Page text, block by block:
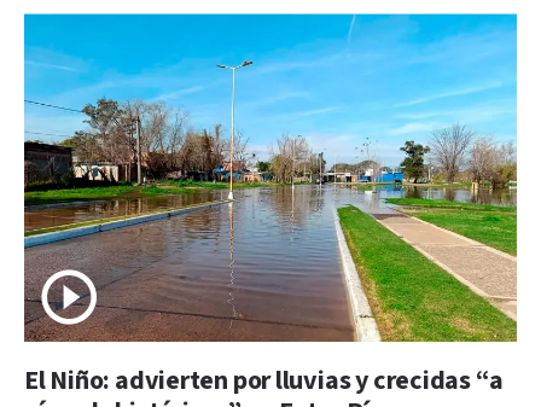
El Niño: advierten por lluvias y crecidas “a